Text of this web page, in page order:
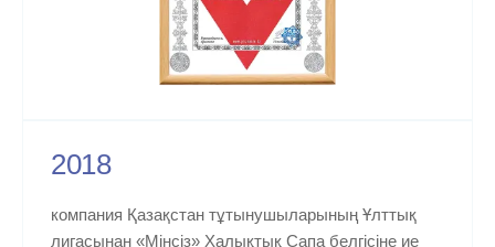
2018
компания Қазақстан тұтынушыларының Ұлттық
лигасынан «Мінсіз» Халықтық Сапа белгісіне ие